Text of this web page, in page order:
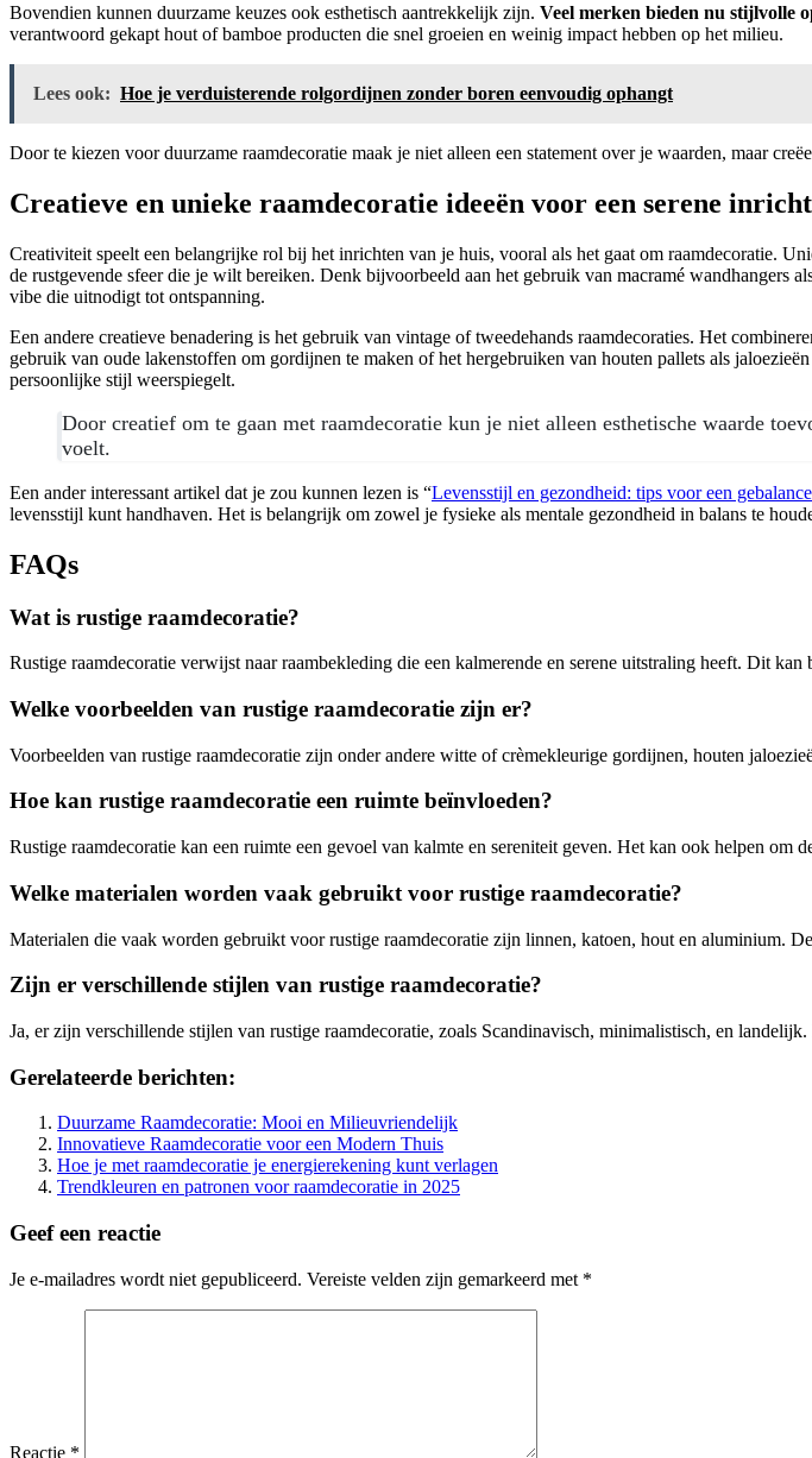
Bovendien kunnen duurzame keuzes ook esthetisch aantrekkelijk zijn. Veel merken bieden nu stijlvolle
verantwoord gekapt hout of bamboe producten die snel groeien en weinig impact hebben op het milieu.
Lees ook: Hoe je verduisterende rolgordijnen zonder boren eenvoudig ophangt
Door te kiezen voor duurzame raamdecoratie maak je niet alleen een statement over je waarden, maar
Creatieve en unieke raamdecoratie ideeën voor een serene
Creativiteit speelt een belangrijke rol bij het inrichten van je huis, vooral als het gaat om raamdecoratie.
de rustgevende sfeer die je wilt bereiken. Denk bijvoorbeeld aan het gebruik van macramé wandhangers
vibe die uitnodigt tot ontspanning.
Een andere creatieve benadering is het gebruik van vintage of tweedehands raamdecoraties. Het
gebruik van oude lakenstoffen om gordijnen te maken of het hergebruiken van houten pallets als
persoonlijke stijl weerspiegelt.
Door creatief om te gaan met raamdecoratie kun je niet alleen esthetische waarde
voelt.
Een ander interessant artikel dat je zou kunnen lezen is “Levensstijl en gezondheid: tips voor een
levensstijl kunt handhaven. Het is belangrijk om zowel je fysieke als mentale gezondheid in balans te
FAQs
Wat is rustige raamdecoratie?
Rustige raamdecoratie verwijst naar raambekleding die een kalmerende en serene uitstraling heeft. Dit
Welke voorbeelden van rustige raamdecoratie zijn er?
Voorbeelden van rustige raamdecoratie zijn onder andere witte of crèmekleurige gordijnen, houten
Hoe kan rustige raamdecoratie een ruimte beïnvloeden?
Rustige raamdecoratie kan een ruimte een gevoel van kalmte en sereniteit geven. Het kan ook helpen om
Welke materialen worden vaak gebruikt voor rustige raamdecoratie?
Materialen die vaak worden gebruikt voor rustige raamdecoratie zijn linnen, katoen, hout en aluminium.
Zijn er verschillende stijlen van rustige raamdecoratie?
Ja, er zijn verschillende stijlen van rustige raamdecoratie, zoals Scandinavisch, minimalistisch, en
Gerelateerde berichten:
Duurzame Raamdecoratie: Mooi en Milieuvriendelijk
Innovatieve Raamdecoratie voor een Modern Thuis
Hoe je met raamdecoratie je energierekening kunt verlagen
Trendkleuren en patronen voor raamdecoratie in 2025
Geef een reactie
Je e-mailadres wordt niet gepubliceerd. Vereiste velden zijn gemarkeerd met *
Reactie *